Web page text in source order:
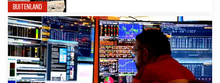
BUITENLAND